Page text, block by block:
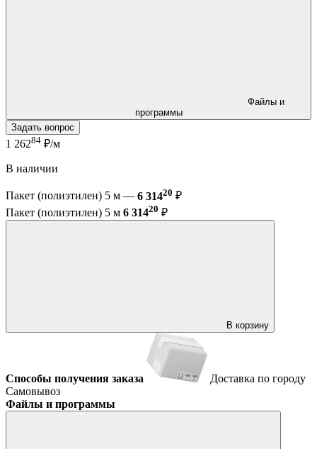
программы
Задать вопрос
1 26284 ₽/м
В наличии
Пакет (полиэтилен) 5 м — 6 31420 ₽
Пакет (полиэтилен) 5 м 6 31420 ₽
В корзину
Способы получения заказа
Доставка по городу
Самовывоз
Файлы и программы